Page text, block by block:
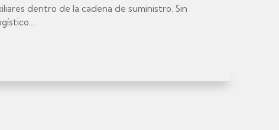
dentro de la cadena de suministro. Sin